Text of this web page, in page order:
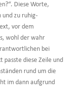
Diese Worte,
und zu ruhig-
vor dem
wohl der wahr
bei
passte diese Zeile und
rund um die
im dann aufgrund